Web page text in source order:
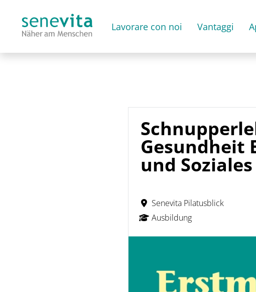
Lavorare con noi Vantaggi
Gesundheit
und Soziales
Senevita Pilatusblick
Ausbildung